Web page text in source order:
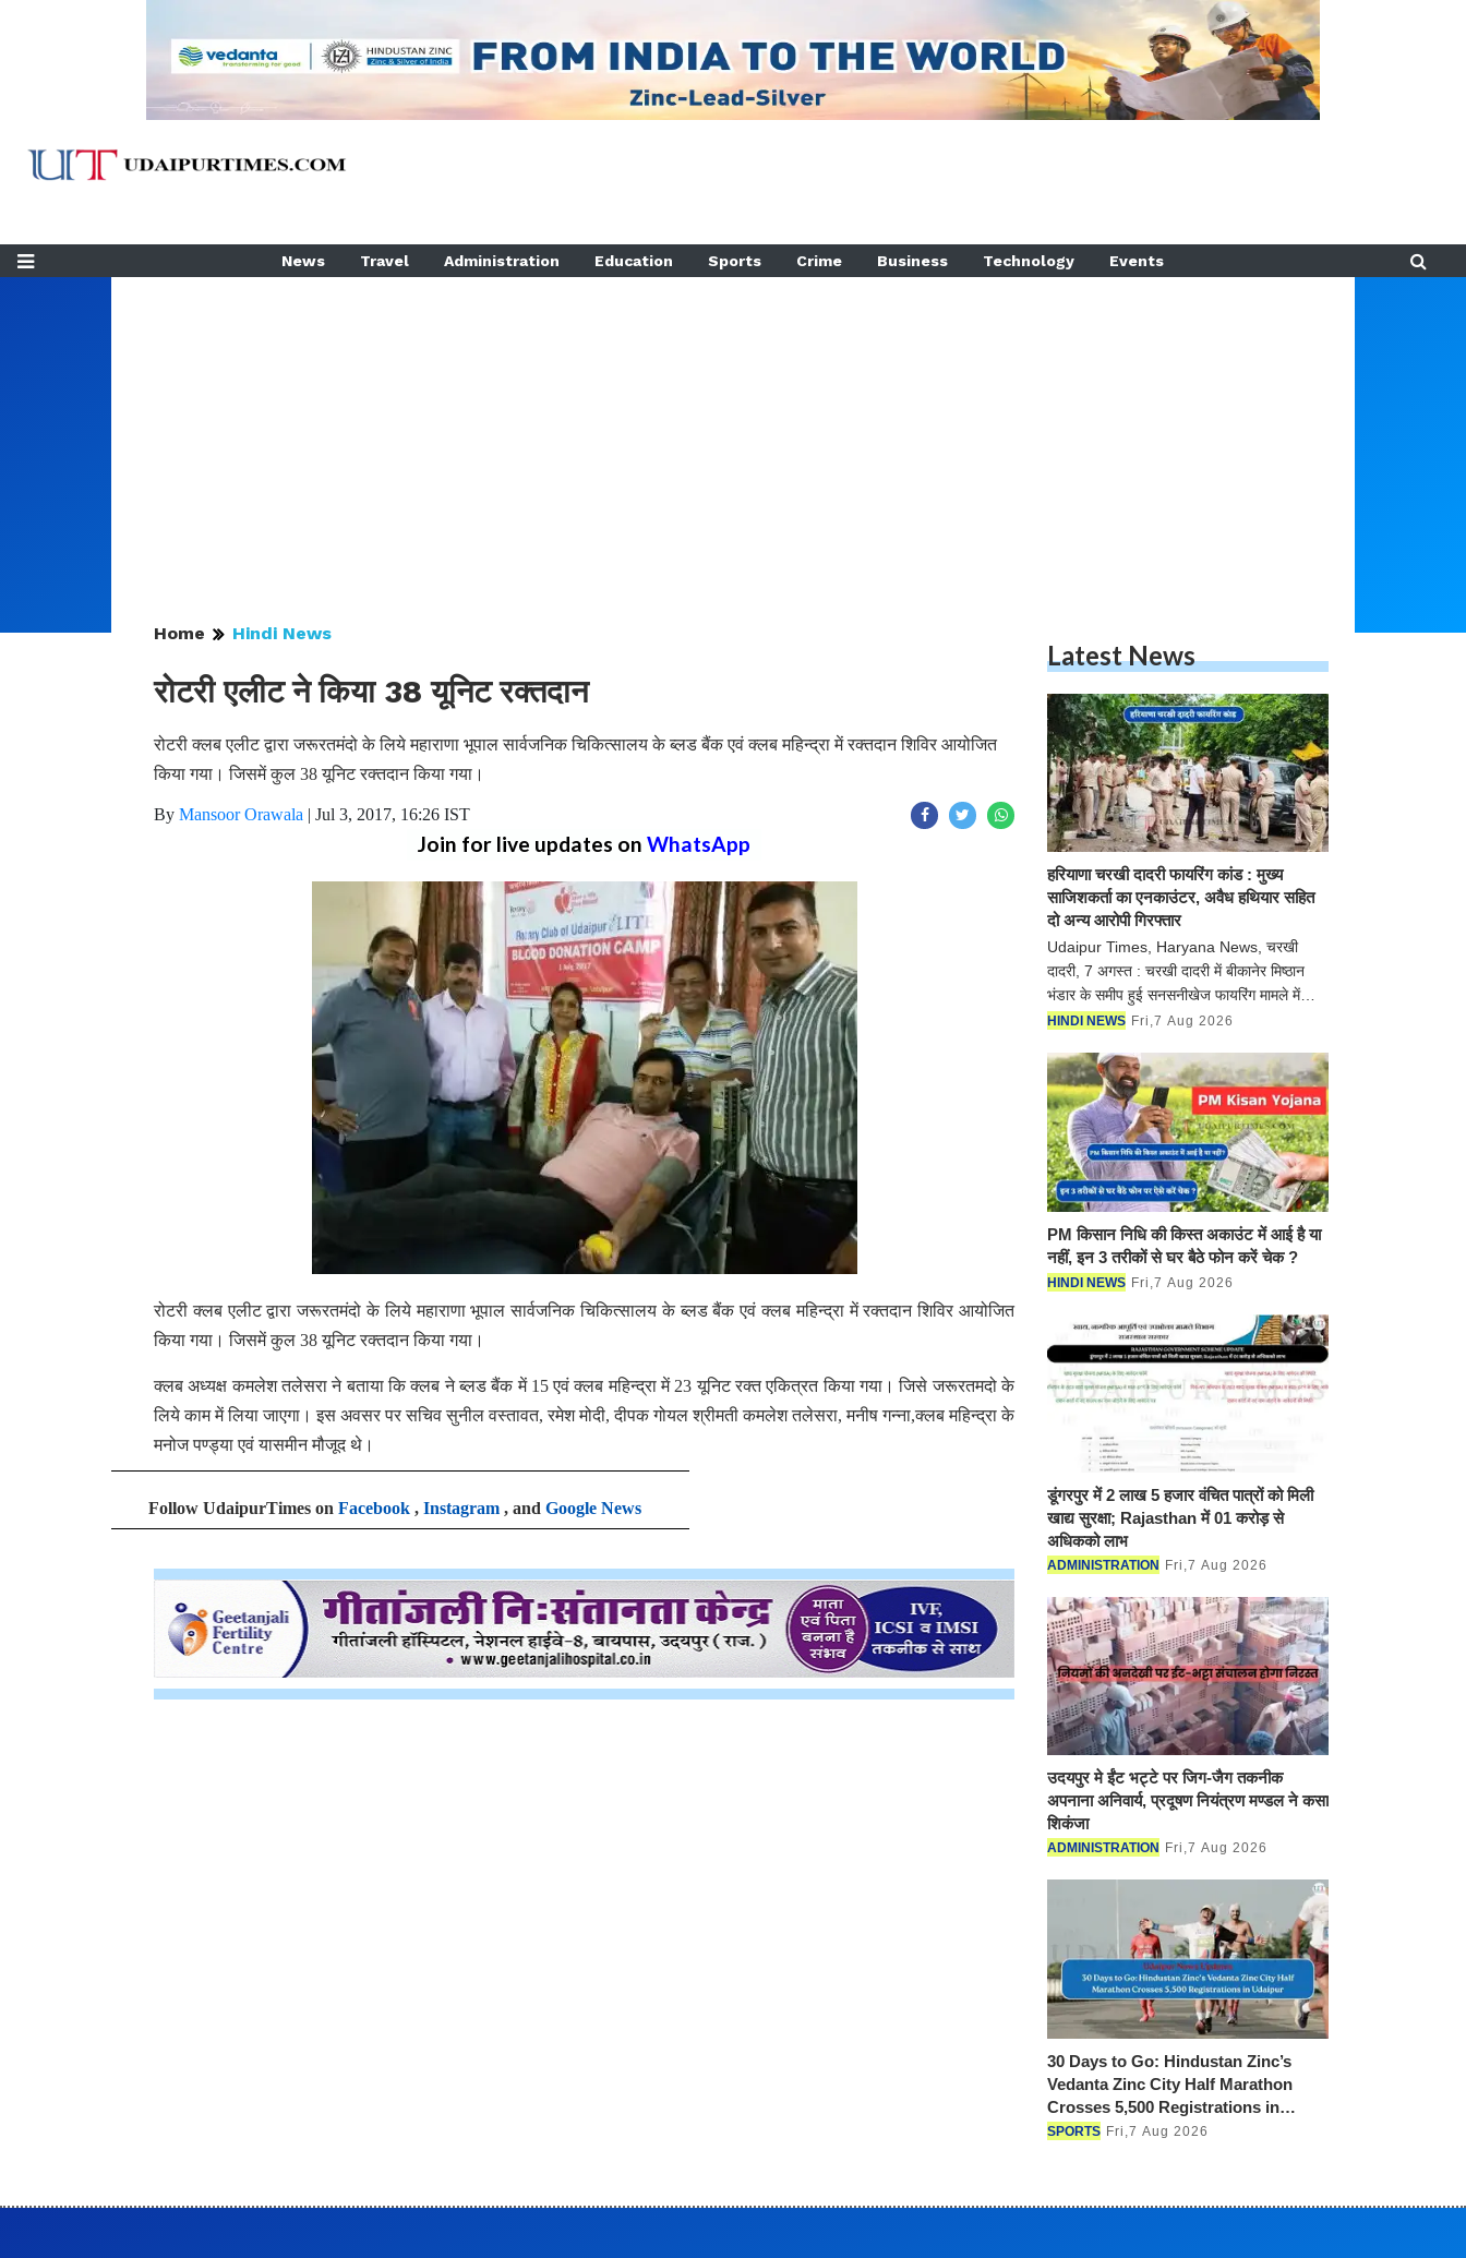
News Travel Administration Education Sports Crime Business Technology Events
Home Hindi News
रोटरी एलीट ने किया 38 यूनिट रक्तदान
रोटरी क्लब एलीट द्वारा जरूरतमंदो के लिये महाराणा भूपाल सार्वजनिक चिकित्सालय के ब्लड बैंक एवं क्लब महिन्द्रा में रक्तदान शिविर आयोजित
किया गया। जिसमें कुल 38 यूनिट रक्तदान किया गया।
By Mansoor Orawala Jul 3, 2017, 16:26 IST
Join for live updates onWhatsApp
रोटरी क्लब एलीट द्वारा जरूरतमंदो के लिये महाराणा भूपाल सार्वजनिक चिकित्सालय के ब्लड बैंक एवं क्लब महिन्द्रा में रक्तदान शिविर आयोजित
किया गया। जिसमें कुल 38 यूनिट रक्तदान किया गया।
क्लब अध्यक्ष कमलेश तलेसरा ने बताया कि क्लब ने ब्लड बैंक में 15 एवं क्लब महिन्द्रा में 23 यूनिट रक्त एकित्रत किया गया। जिसे जरूरतमदो के
लिये काम में लिया जाएगा। इस अवसर पर सचिव सुनील वस्तावत, रमेश मोदी, दीपक गोयल श्रीमती कमलेश तलेसरा, मनीष गन्ना,क्लब महिन्द्रा के
मनोज पण्ड्या एवं यासमीन मौजूद थे।
Follow UdaipurTimes on Facebook , Instagram , and Google News
Latest News
हरियाणा चरखी दादरी फायरिंग कांड :
मुख्य साजिशकर्ता का एनकाउंटर, अवैध
हथियार सहित दो अन्य आरोपी
गिरफ्तार
Udaipur Times, Haryana News, चरखी
दादरी, 7 अगस्त : चरखी दादरी में बीकानेर
मिष्ठान भंडार के समीप हुई सनसनीखेज
फायरिंग मामले में जिला पुलिस ने 24 घंटे
गोलीकांड के मुख्
HINDI NEWS Fri,7 Aug 2026
PM किसान निधि की किस्त अकाउंट में
आई है या नहीं, इन 3 तरीकों से घर बैठे
फोन करें चेक ?
डूंगरपुर में 2 लाख 5 हजार वंचित पात्रों
को मिली खाद्य सुरक्षा; Rajasthan में
01 करोड़ से अधिकको लाभ
उदयपुर मे ईंट भट्टे पर जिग-जैग
तकनीक अपनाना अनिवार्य, प्रदूषण
नियंत्रण मण्डल ने कसा शिकंजा
30 Days to Go: Hindustan Zinc’s
Vedanta Zinc City Half
Marathon Crosses 5,500